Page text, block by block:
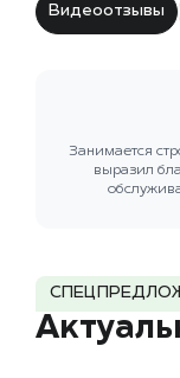
Видеоотзывы
Занимается
выразил